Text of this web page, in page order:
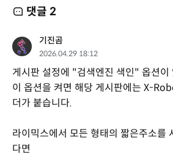
댓글 2
기진곰
2026.04.29 18:12
게시판 설정에 "검색엔진 색인" 옵션이
이 옵션을 켜면 해당 게시판에는 X-
더가 붙습니다.
라이믹스에서 모든 형태의 짧은주소를
다면